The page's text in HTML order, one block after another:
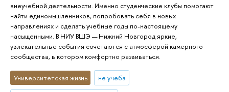
внеучебной деятельности. Именно студенческие клубы помогают
найти единомышленников, попробовать себя в новых
направлениях и сделать учебные годы по-настоящему
насыщенными. В НИУ ВШЭ — Нижний Новгород яркие,
увлекательные события сочетаются с атмосферой камерного
сообщества, в котором комфортно развиваться.
Университетская жизнь не учеба